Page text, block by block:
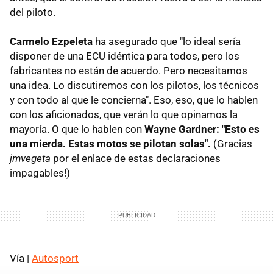
del piloto.
Carmelo Ezpeleta ha asegurado que "lo ideal sería
disponer de una ECU idéntica para todos, pero los
fabricantes no están de acuerdo. Pero necesitamos
una idea. Lo discutiremos con los pilotos, los técnicos
y con todo al que le concierna". Eso, eso, que lo hablen
con los aficionados, que verán lo que opinamos la
mayoría. O que lo hablen con Wayne Gardner: "Esto es
una mierda. Estas motos se pilotan solas". (Gracias
jmvegeta por el enlace de estas declaraciones
impagables!)
Vía | Autosport